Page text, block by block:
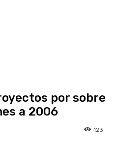
por sobre
a 2006
123